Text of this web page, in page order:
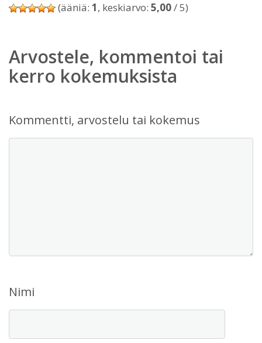
(ääniä: 1, keskiarvo: 5,00/ 5)
Arvostele, kommentoi tai
kerro kokemuksista
Kommentti, arvostelu tai kokemus
Nimi